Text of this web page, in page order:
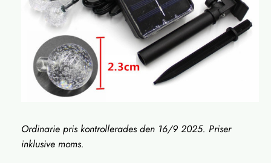
Ordinarie pris kontrollerades den 16/9 2025. Priser
inklusive moms.